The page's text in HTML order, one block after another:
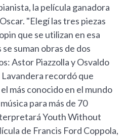
la película ganadora
"Elegí las tres piezas
que se utilizan en esa
suman obras de dos
Astor Piazzolla y Osvaldo
Lavandera recordó que
más conocido en el mundo
para más de 70
Youth Without
de Francis Ford Coppola,